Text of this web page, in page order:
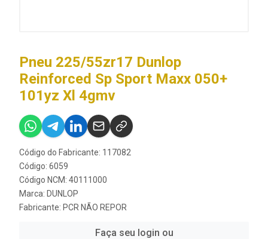
Pneu 225/55zr17 Dunlop
Reinforced Sp Sport Maxx 050+
101yz Xl 4gmv
Código do Fabricante: 117082
Código: 6059
Código NCM: 40111000
Marca: DUNLOP
Fabricante: PCR NÃO REPOR
Faça seu login ou